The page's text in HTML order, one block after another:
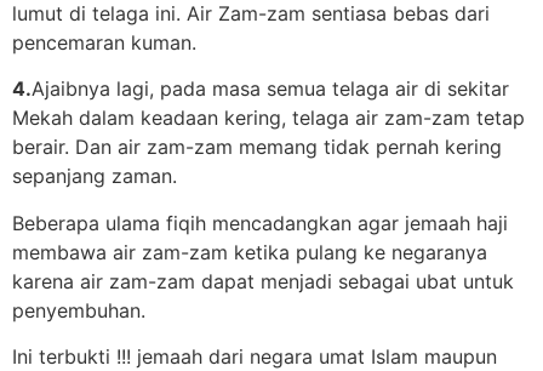
lumut di telaga ini. Air Zam-zam sentiasa bebas dari
pencemaran kuman.
4.Ajaibnya lagi, pada masa semua telaga air di sekitar
Mekah dalam keadaan kering, telaga air zam-zam tetap
berair. Dan air zam-zam memang tidak pernah kering
sepanjang zaman.
Beberapa ulama fiqih mencadangkan agar jemaah haji
membawa air zam-zam ketika pulang ke negaranya
karena air zam-zam dapat menjadi sebagai ubat untuk
penyembuhan.
Ini terbukti !!! jemaah dari negara umat Islam maupun